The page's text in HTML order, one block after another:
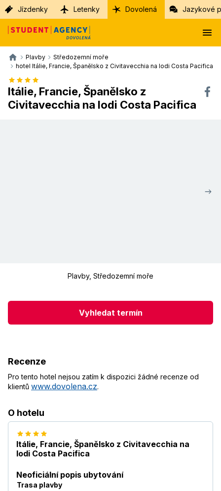
Jízdenky Letenky Dovolená Jazykové
Plavby
Středozemní moře
hotel Itálie, Francie, Španělsko z Civitavecchia na lodi Costa Pacifica
Itálie, Francie, Španělsko z
Civitavecchia na lodi Costa Pacifica
Plavby, Středozemní moře
Vyhledat termín
Recenze
Pro tento hotel nejsou zatím k dispozici žádné recenze od
klientů www.dovolena.cz.
O hotelu
Itálie, Francie, Španělsko z Civitavecchia na
lodi Costa Pacifica
Neoficiální popis ubytování
Trasa plavby